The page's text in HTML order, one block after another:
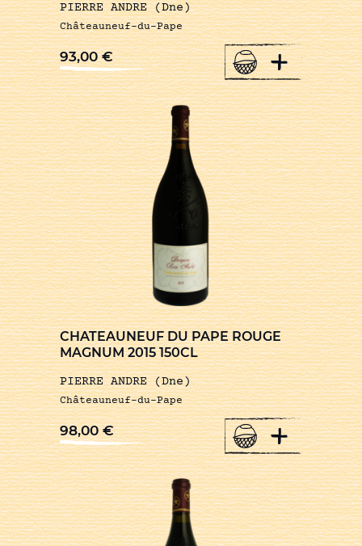
PIERRE ANDRE (Dne)
Châteauneuf-du-Pape
93,00€ +
CHATEAUNEUF DU PAPE ROUGE
MAGNUM 2015 150CL
PIERRE ANDRE (Dne)
Châteauneuf-du-Pape
98,00€ +